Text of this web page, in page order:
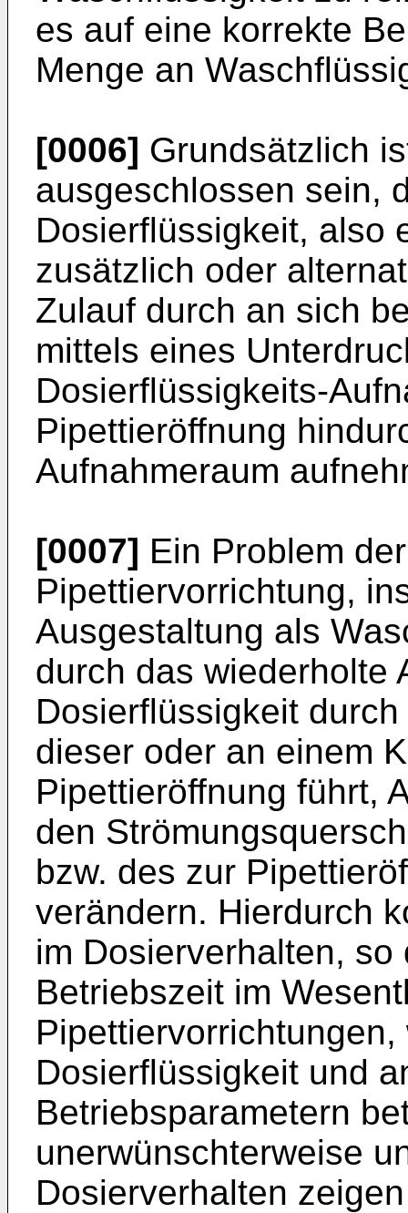
es auf eine korrekte
Menge an
[0006] Grundsätzlich
ausgeschlossen sein,
Dosierflüssigkeit, also
zusätzlich oder
Zulauf durch an sich
mittels eines
Dosierflüssigkeits-
Pipettieröffnung
Aufnahmeraum
[0007] Ein Problem
Pipettiervorrichtung,
Ausgestaltung als
durch das wiederholte
Dosierflüssigkeit
dieser oder an einem
Pipettieröffnung führt,
den
bzw. des zur
verändern. Hierdurch
im Dosierverhalten,
Betriebszeit im
Dosierflüssigkeit und
Betriebsparametern
unerwünschterweise
Dosierverhalten